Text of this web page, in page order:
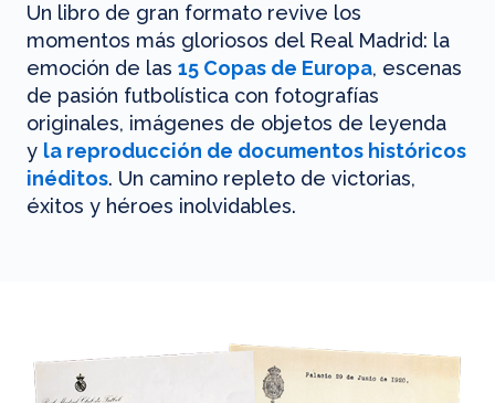
Un libro de gran formato revive los
momentos más gloriosos del Real Madrid: la
emoción de las 15 Copas de Europa, escenas
de pasión futbolística con fotografías
originales, imágenes de objetos de leyenda
y la reproducción de documentos históricos
inéditos. Un camino repleto de victorias,
éxitos y héroes inolvidables.